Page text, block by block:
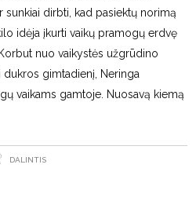
dirbti, kad pasiektų norimą
idėja įkurti vaikų pramogų erdvę
nuo vaikystės užgrūdino
dukros gimtadienį, Neringa
vaikams gamtoje. Nuosavą kiemą
DALINTIS